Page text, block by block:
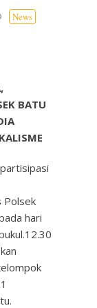
News
BATU
Polsek
hari